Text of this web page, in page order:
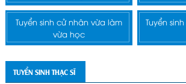
Tuyển sinh cử nhân vừa làm
vừa học
Tuyển
TUYỂN SINH THẠC SĨ